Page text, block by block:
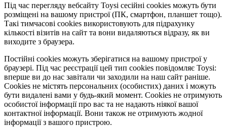
Під час перегляду вебсайту Toysi сесійні cookies можуть бути
розміщені на вашому пристрої (ПК, смартфон, планшет тощо).
Такі тимчасові cookies використовують для підрахунку
кількості візитів на сайт та вони видаляються відразу, як ви
виходите з браузера.
Постійні cookies можуть зберігатися на вашому пристрої у
браузері. Під час реєстрації цей тип cookies повідомляє Toysi:
вперше ви до нас завітали чи заходили на наш сайт раніше.
Cookies не містять персональних (особистих) даних і можуть
бути видалені вами у будь-який момент. Сookies не отримують
особистої інформації про вас та не надають ніякої вашої
контактної інформації. Вони також не отримують жодної
інформації з вашого пристрою.